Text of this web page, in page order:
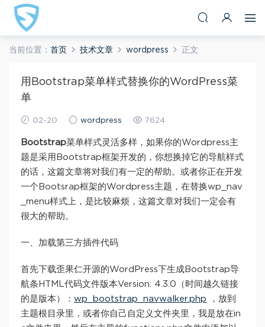
当前位置： 首页 技术文章 wordpress 正文
用Bootstrap菜单样式替换你的WordPress菜
单
02-20 wordpress 7624
Bootstrap菜单样式灵活多样，如果你的Wordpress主
题是采用Bootstrap框架开发的，你想换掉它的导航样式
的话，这篇文章将对我们有一定的帮助。或者你正在开发
一个Bootsrap框架的Wordpress主题，在替换wp_nav
_menu样式上，是比较麻烦，这篇文章对我们一定会有
很大的帮助。
一、加载第三方插件代码
首先下载歪果仁开源的WordPress下生成Bootstrap导
航条HTML代码文件版本Version: 4.3.0（时间越久链接
的是版本）： wp_bootstrap_navwalker.php ，放到
主题根目录里，或者你自己自定义文件夹里，我是放在in